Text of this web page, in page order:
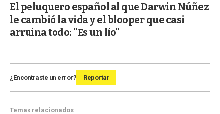
El peluquero español al que Darwin Núñez
le cambió la vida y el blooper que casi
arruina todo: "Es un lío"
¿Encontraste un error? Reportar
Temas relacionados